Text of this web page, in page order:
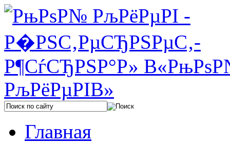
Главная